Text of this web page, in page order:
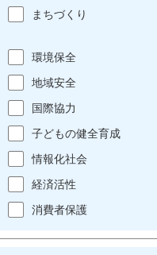
まちづくり
環境保全
地域安全
国際協力
子どもの健全育成
情報化社会
経済活性
消費者保護